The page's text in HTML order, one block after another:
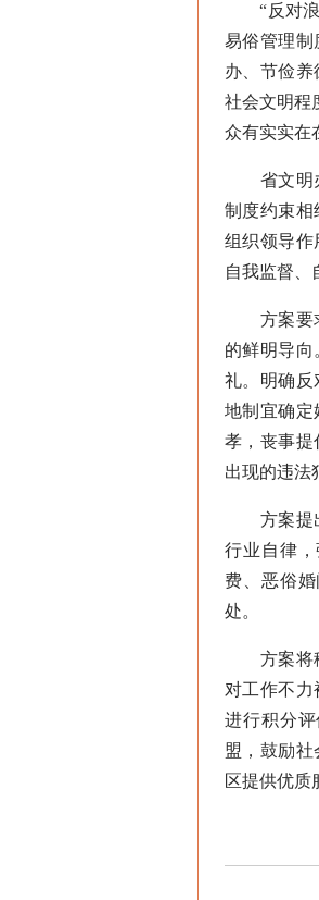
“反对浪
易俗管理制
办、节俭
社会文明程
众有实实在
省文明办
制度约束相
组织领导作
自我监督、
方案要求
的鲜明导
礼。明确反
地制宜确定
孝，丧事提
出现的违法
方案提出
行业自律
费、恶俗
处。
方案将移
对工作不
进行积分
盟，鼓励
区提供优质